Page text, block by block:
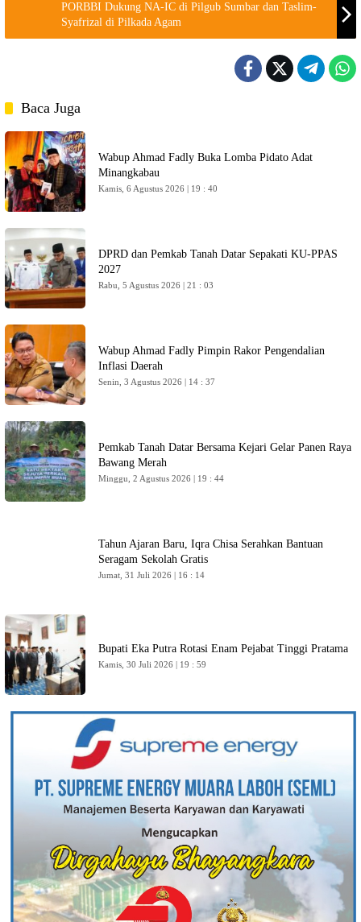
PORBBI Dukung NA-IC di Pilgub Sumbar dan Taslim-
Syafrizal di Pilkada Agam
Baca Juga
Wabup Ahmad Fadly Buka Lomba Pidato Adat
Minangkabau
Kamis, 6 Agustus 2026 | 19 : 40
DPRD dan Pemkab Tanah Datar Sepakati KU-PPAS
2027
Rabu, 5 Agustus 2026 | 21 : 03
Wabup Ahmad Fadly Pimpin Rakor Pengendalian
Inflasi Daerah
Senin, 3 Agustus 2026 | 14 : 37
Pemkab Tanah Datar Bersama Kejari Gelar Panen Raya
Bawang Merah
Minggu, 2 Agustus 2026 | 19 : 44
Tahun Ajaran Baru, Iqra Chisa Serahkan Bantuan
Seragam Sekolah Gratis
Jumat, 31 Juli 2026 | 16 : 14
Bupati Eka Putra Rotasi Enam Pejabat Tinggi Pratama
Kamis, 30 Juli 2026 | 19 : 59